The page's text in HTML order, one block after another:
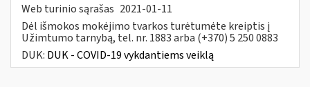
Web turinio sąrašas 2021-01-11
Dėl išmokos mokėjimo tvarkos turėtumėte kreiptis į
Užimtumo tarnybą, tel. nr. 1883 arba (+370) 5 250 0883
DUK: DUK - COVID-19 vykdantiems veiklą